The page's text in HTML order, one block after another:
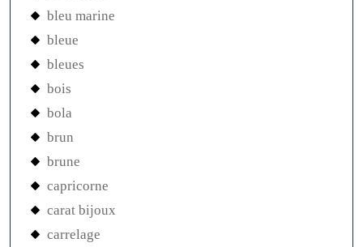
bleu marine
bleue
bleues
bois
bola
brun
brune
capricorne
carat bijoux
carrelage